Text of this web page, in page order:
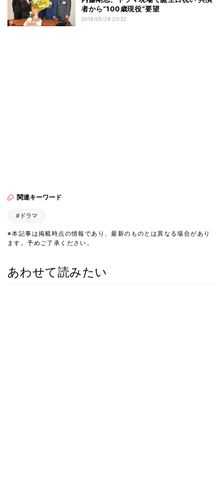
者から“100歳現役”要望
2018/05/28 20:22
関連キーワード
#ドラマ
※本記事は掲載時点の情報であり、最新のものとは異なる場合があり
ます。予めご了承ください。
あわせて読みたい